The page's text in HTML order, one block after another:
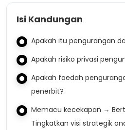
Isi Kandungan
Apakah itu pengurangan
Apakah risiko privasi
Apakah faedah
penerbit?
Memacu kecekapan →
Tingkatkan visi strategik